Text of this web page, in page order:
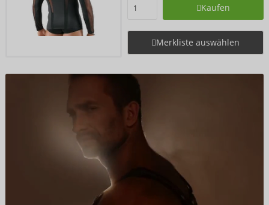
Kaufen
Merkliste auswählen